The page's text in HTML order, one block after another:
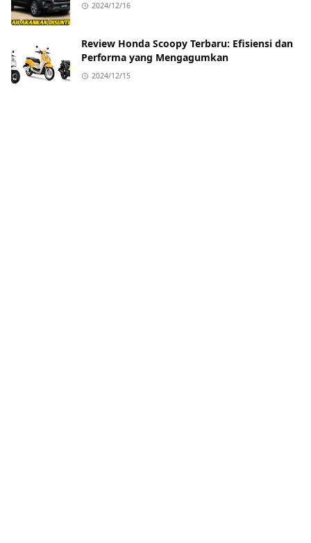
2024/12/16
Review Honda Scoopy Terbaru: Efisiensi dan
Performa yang Mengagumkan
2024/12/15